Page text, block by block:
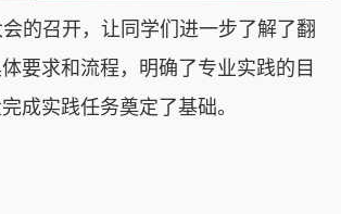
的召开，让同学们 进一步了解了翻
要求和流程，明确了专业实践的目
成实践任务奠定了基础。